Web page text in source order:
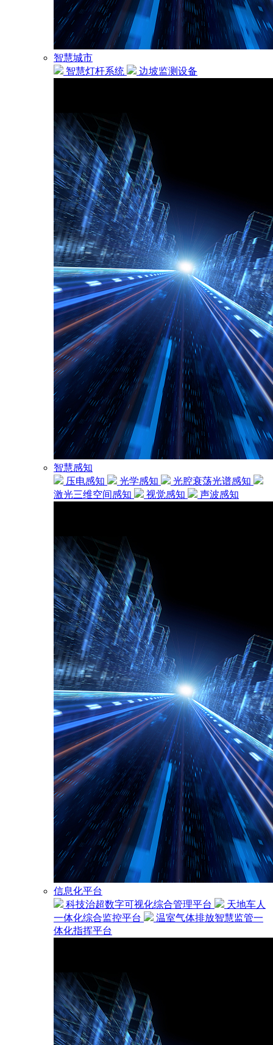
智慧城市
智慧灯杆系统
边坡监测设备
智慧感知
压电感知
光学感知
光腔衰荡光谱感知
激光三维空间感知
视觉感知 声波感知
信息化平台
科技治超数字可视化综合管理平台
天地车人
一体化综合监控平台
温室气体排放智慧监管一
体化指挥平台